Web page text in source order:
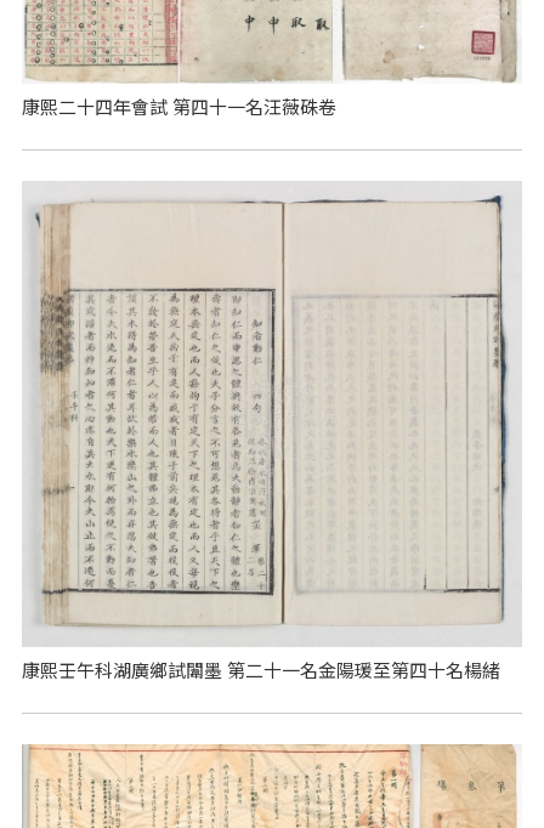
康熙二十四年會試 第四十一名汪薇硃卷
康熙壬午科湖廣鄉試闈墨 第二十一名金陽瑗至第四十名楊緒